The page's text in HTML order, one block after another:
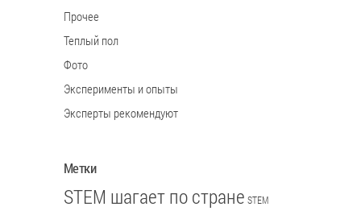
Прочее
Теплый пол
Фото
Эксперименты и опыты
Эксперты рекомендуют
Метки
STEM шагает по стране STEM